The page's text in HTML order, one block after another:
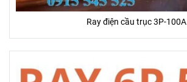
Ray điện cầu trục 3P-100A